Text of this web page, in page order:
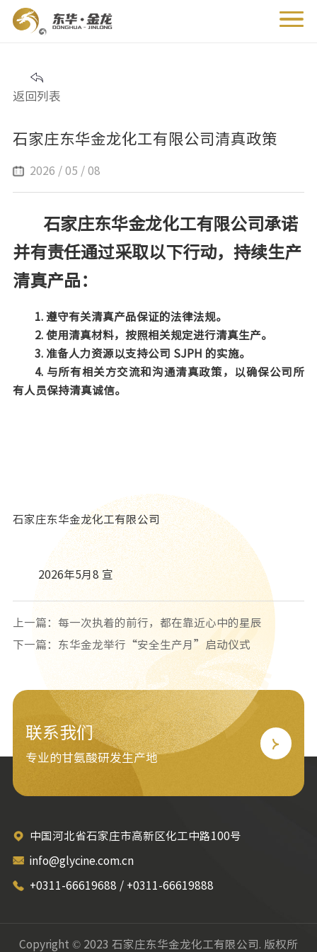
返回列表
石家庄东华金龙化工有限公司清真政策
2026 / 05 / 08
石家庄东华金龙化工有限公司承诺
并有责任通过采取以下行动，持续生产
清真产品：
1. 遵守有关清真产品保证的法律法规。
2. 使用清真材料，按照相关规定进行清真生产。
3. 准备人力资源以支持公司 SJPH 的实施。
4. 与所有相关方交流和沟通清真政策，以确保公司所
有人员保持清真诚信。
石家庄东华金龙化工有限公司
2026年5月8 宣
上一篇：每一次执着的前行，都在靠近心中的星辰
下一篇：东华金龙举行“安全生产月”启动仪式
联系我们
专业的甘氨酸研发生产地
中国河北省石家庄市高新区化工中路100号
info@glycine.com.cn
+0311-66619688 / +0311-66619888
Copyright © 2023 石家庄东华金龙化工有限公司. 版权所